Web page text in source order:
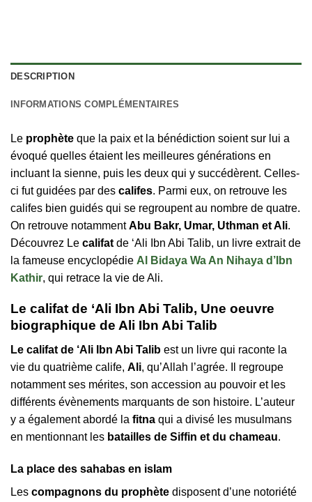
DESCRIPTION
INFORMATIONS COMPLÉMENTAIRES
Le prophète que la paix et la bénédiction soient sur lui a
évoqué quelles étaient les meilleures générations en
incluant la sienne, puis les deux qui y succédèrent. Celles-
ci fut guidées par des califes. Parmi eux, on retrouve les
califes bien guidés qui se regroupent au nombre de quatre.
On retrouve notammentAbu Bakr, Umar, Uthman et Ali.
Découvrez Le califat de ‘Ali Ibn Abi Talib, un livre extrait de
la fameuse encyclopédie Al Bidaya Wa An Nihaya d’Ibn
Kathir, qui retrace la vie de Ali.
Le califat de ‘Ali Ibn Abi Talib, Une oeuvre
biographique de Ali Ibn Abi Talib
Le califat de ‘Ali Ibn Abi Talib est un livre qui raconte la
vie du quatrième calife, Ali, qu’Allah l’agrée. Il regroupe
notamment ses mérites, son accession au pouvoir et les
différents évènements marquants de son histoire. L’auteur
y a également abordé la fitna qui a divisé les musulmans
en mentionnant les batailles de Siffin et du chameau.
La place des sahabas en islam
Les compagnons du prophète disposent d’une notoriété